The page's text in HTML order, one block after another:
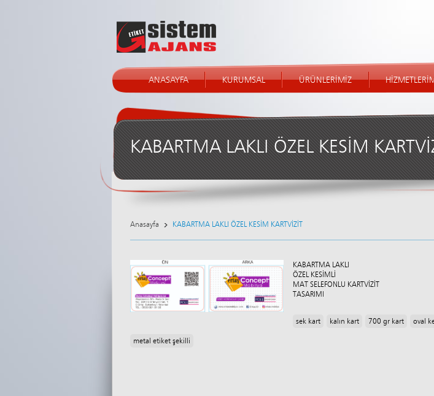
ANASAYFA KURUMSAL ÜRÜNLERİMİZ
KABARTMA LAKLI ÖZEL KESİM
Anasayfa KABARTMA LAKLI ÖZEL KESİM KARTVİZİT
KABARTMA LAKLI
ÖZEL KESİMLİ
MAT SELEFONLU KARTVİZİT
TASARIMI
sek kart kalın kart 700 gr kart oval
metal etiket şekilli